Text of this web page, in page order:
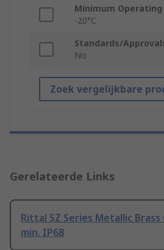
Minimum
-20°C
Standards/
No
Zoek vergelijkbare
Gerelateerde Links
Rittal SZ Series Metallic Brass
min. IP68